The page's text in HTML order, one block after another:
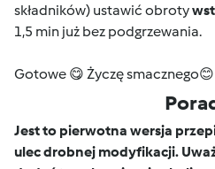
składników) ustawić obroty
1,5 min już bez podgrzewania.
Gotowe 😋 Życzę smacznego😊
Jest to pierwotna wersja
ulec drobnej modyfikacji.